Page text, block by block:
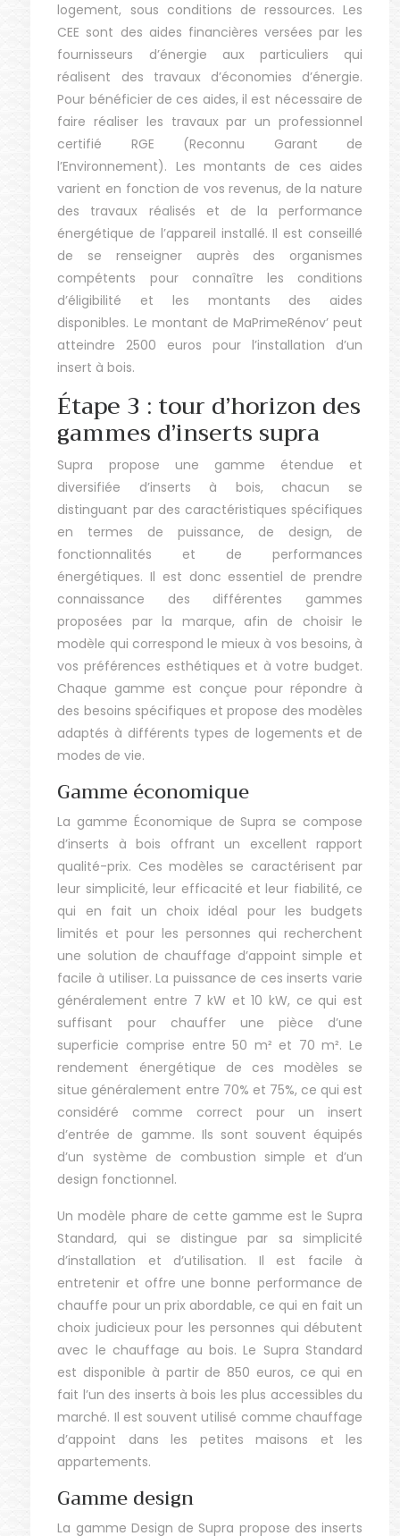
logement, sous conditions de ressources. Les
CEE sont des aides financières versées par les
fournisseurs d’énergie aux particuliers qui
réalisent des travaux d’économies d’énergie.
Pour bénéficier de ces aides, il est nécessaire de
faire réaliser les travaux par un professionnel
certifié RGE (Reconnu Garant de
l’Environnement). Les montants de ces aides
varient en fonction de vos revenus, de la nature
des travaux réalisés et de la performance
énergétique de l’appareil installé. Il est conseillé
de se renseigner auprès des organismes
compétents pour connaître les conditions
d’éligibilité et les montants des aides
disponibles. Le montant de MaPrimeRénov’ peut
atteindre 2500 euros pour l’installation d’un
insert à bois.
Étape 3 : tour d’horizon des
gammes d’inserts supra
Supra propose une gamme étendue et
diversifiée d’inserts à bois, chacun se
distinguant par des caractéristiques spécifiques
en termes de puissance, de design, de
fonctionnalités et de performances
énergétiques. Il est donc essentiel de prendre
connaissance des différentes gammes
proposées par la marque, afin de choisir le
modèle qui correspond le mieux à vos besoins, à
vos préférences esthétiques et à votre budget.
Chaque gamme est conçue pour répondre à
des besoins spécifiques et propose des modèles
adaptés à différents types de logements et de
modes de vie.
Gamme économique
La gamme Économique de Supra se compose
d’inserts à bois offrant un excellent rapport
qualité-prix. Ces modèles se caractérisent par
leur simplicité, leur efficacité et leur fiabilité, ce
qui en fait un choix idéal pour les budgets
limités et pour les personnes qui recherchent
une solution de chauffage d’appoint simple et
facile à utiliser. La puissance de ces inserts varie
généralement entre 7 kW et 10 kW, ce qui est
suffisant pour chauffer une pièce d’une
superficie comprise entre 50 m² et 70 m². Le
rendement énergétique de ces modèles se
situe généralement entre 70% et 75%, ce qui est
considéré comme correct pour un insert
d’entrée de gamme. Ils sont souvent équipés
d’un système de combustion simple et d’un
design fonctionnel.
Un modèle phare de cette gamme est le Supra
Standard, qui se distingue par sa simplicité
d’installation et d’utilisation. Il est facile à
entretenir et offre une bonne performance de
chauffe pour un prix abordable, ce qui en fait un
choix judicieux pour les personnes qui débutent
avec le chauffage au bois. Le Supra Standard
est disponible à partir de 850 euros, ce qui en
fait l’un des inserts à bois les plus accessibles du
marché. Il est souvent utilisé comme chauffage
d’appoint dans les petites maisons et les
appartements.
Gamme design
La gamme Design de Supra propose des inserts